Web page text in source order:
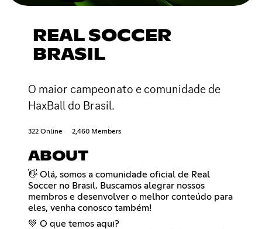
REAL SOCCER
BRASIL
O maior campeonato e comunidade de
HaxBall do Brasil.
322 Online 2,460 Members
ABOUT
👋 Olá, somos a comunidade oficial de Real
Soccer no Brasil. Buscamos alegrar nossos
membros e desenvolver o melhor conteúdo para
eles, venha conosco também!
💚 O que temos aqui?